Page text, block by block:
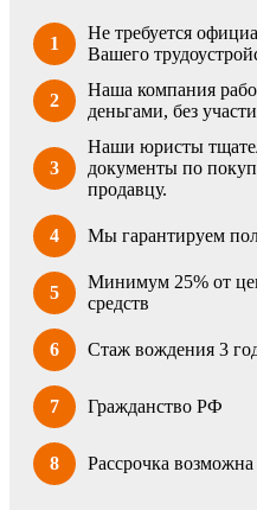
1
Не требуется
Вашего
2
Наша компания
деньгами, без
3
Наши юристы
документы по
продавцу.
4 Мы гарантируем
5
Минимум 25% от
средств
6 Стаж вождения 3
7 Гражданство РФ
8 Рассрочка